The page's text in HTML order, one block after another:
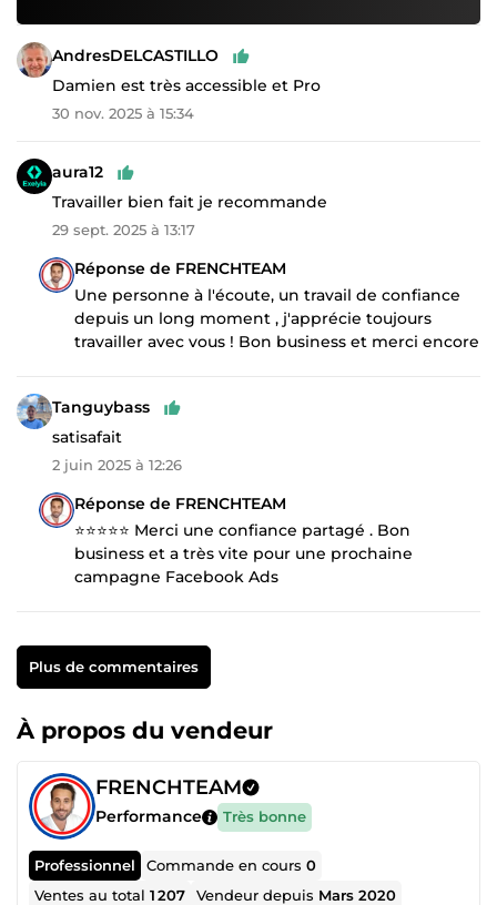
AndresDELCASTILLO
Damien est très accessible et Pro
30 nov. 2025 à 15:34
aura12
Travailler bien fait je recommande
29 sept. 2025 à 13:17
Réponse de FRENCHTEAM
Une personne à l'écoute, un travail de confiance
depuis un long moment , j'apprécie toujours
travailler avec vous ! Bon business et merci encore
Tanguybass
satisafait
2 juin 2025 à 12:26
Réponse de FRENCHTEAM
⭐⭐⭐⭐⭐ Merci une confiance partagé . Bon
business et a très vite pour une prochaine
campagne Facebook Ads
Plus de commentaires
À propos du vendeur
FRENCHTEAM
Performance Très bonne
Professionnel Commande en cours0
Ventes au total1 207 Vendeur depuis Mars 2020